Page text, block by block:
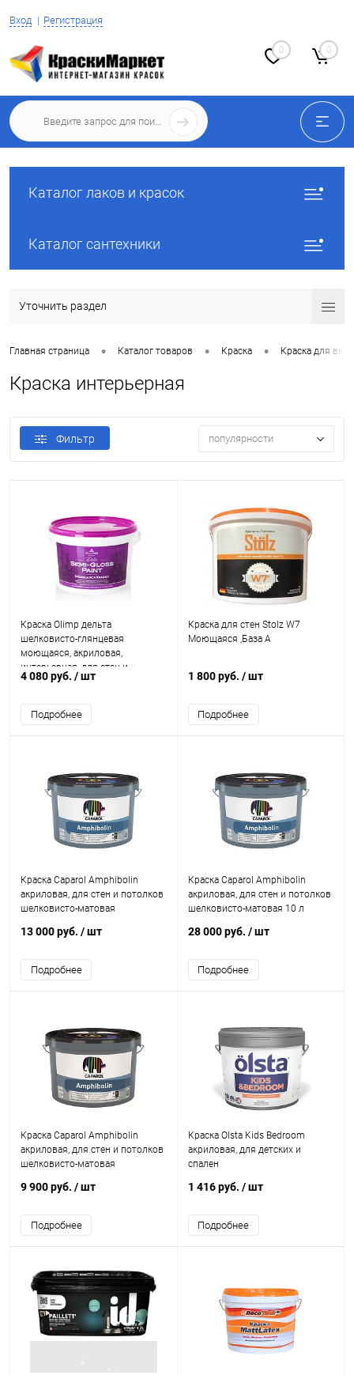
Вход Регистрация
0 0
Каталог лаков и красок
Каталог сантехники
Уточнить раздел
Главная страница • Каталог товаров • Краска • Краска для
Краска интерьерная
Фильтр популярности
Краска Olimp дельта
шелковисто-глянцевая
моющаяся, акриловая,
интерьерная, для стен и
потолков
4 080 руб. / шт
Подробнее
Краска для стен Stolz W7
Моющаяся ,База А
1 800 руб. / шт
Подробнее
Краска Caparol Amphibolin
акриловая, для стен и потолков
шелковисто-матовая
13 000 руб. / шт
Подробнее
Краска Caparol Amphibolin
акриловая, для стен и потолков
шелковисто-матовая 10 л
28 000 руб. / шт
Подробнее
Краска Caparol Amphibolin
акриловая, для стен и потолков
шелковисто-матовая
9 900 руб. / шт
Подробнее
Краска Olsta Kids Bedroom
акриловая, для детских и
спален
1 416 руб. / шт
Подробнее